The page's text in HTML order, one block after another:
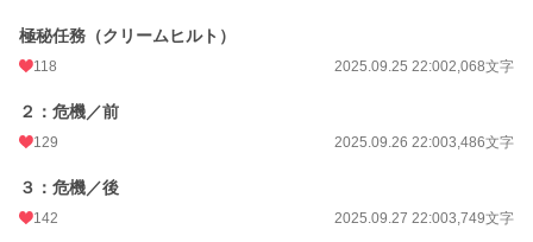
極秘任務（クリームヒルト）
118 2025.09.25 22:002,068文字
２：危機／前
129 2025.09.26 22:003,486文字
３：危機／後
142 2025.09.27 22:003,749文字